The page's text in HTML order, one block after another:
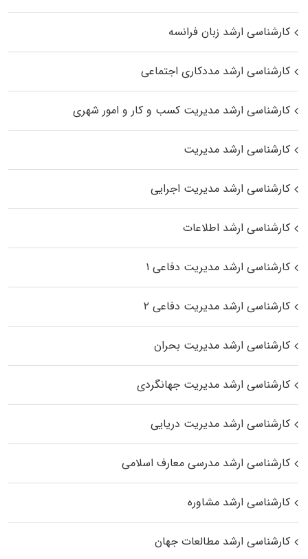
کارشناسی ارشد زبان فرانسه
کارشناسی ارشد مددکاری اجتماعی
کارشناسی ارشد مدیریت کسب و کار و امور شهری
کارشناسی ارشد مدیریت
کارشناسی ارشد مدیریت اجرایی
کارشناسی ارشد اطلاعات
کارشناسی ارشد مدیریت دفاعی ۱
کارشناسی ارشد مدیریت دفاعی ۲
کارشناسی ارشد مدیریت بحران
کارشناسی ارشد مدیریت جهانگردی
کارشناسی ارشد مدیریت دریایی
کارشناسی ارشد مدرسی معارف اسلامی
کارشناسی ارشد مشاوره
کارشناسی ارشد مطالعات جهان